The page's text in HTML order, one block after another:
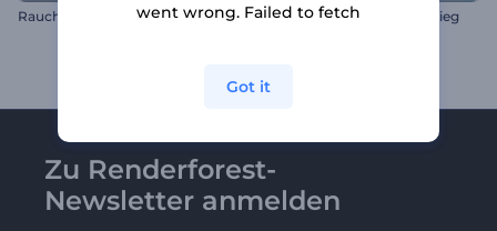
Raucherhöhung Logo Ramadan-Grüße zum Einstieg
Zu Renderforest-
Newsletter anmelden
went wrong. Failed to fetch
Got it